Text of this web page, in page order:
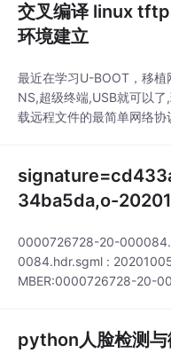
交叉编译 linux
环境建立
最近在学习U-BOOT，移
NS,超级终端,USB就可以
载远程文件的最简单网络
置支持tftp-client，所以嵌
34ba5da,o-
0000726728-20-
0084.hdr.sgml :
MBER:0000726728-20-
python人脸检测与